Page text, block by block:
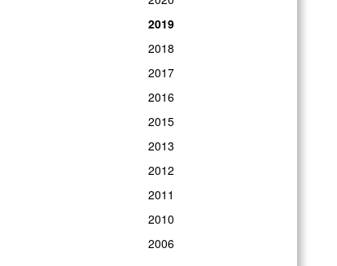
2019
2018
2017
2016
2015
2013
2012
2011
2010
2006